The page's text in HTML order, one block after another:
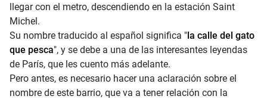
llegar con el metro, descendiendo en la estación Saint
Michel.
Su nombre traducido al español significa "la calle del gato
que pesca", y se debe a una de las interesantes leyendas
de París, que les cuento más adelante.
Pero antes, es necesario hacer una aclaración sobre el
nombre de este barrio, que va a tener relación con la